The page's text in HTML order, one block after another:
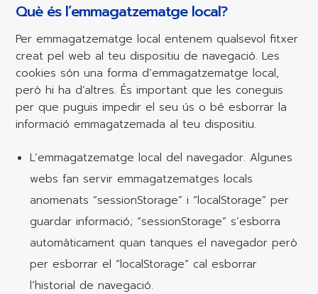
Què és l’emmagatzematge local?
Per emmagatzematge local entenem qualsevol fitxer
creat pel web al teu dispositiu de navegació. Les
cookies són una forma d’emmagatzematge local,
però hi ha d’altres. És important que les coneguis
per que puguis impedir el seu ús o bé esborrar la
informació emmagatzemada al teu dispositiu.
L’emmagatzematge local del navegador. Algunes
webs fan servir emmagatzematges locals
anomenats “sessionStorage” i “localStorage” per
guardar informació; “sessionStorage” s’esborra
automàticament quan tanques el navegador però
per esborrar el “localStorage” cal esborrar
l’historial de navegació.